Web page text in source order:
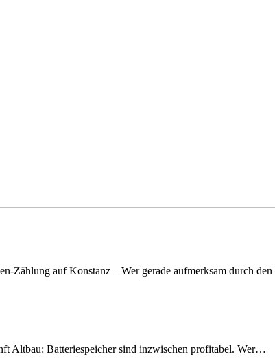
Zählung auf Konstanz – Wer gerade aufmerksam durch
Altbau: Batteriespeicher sind inzwischen profitabel. Wer…